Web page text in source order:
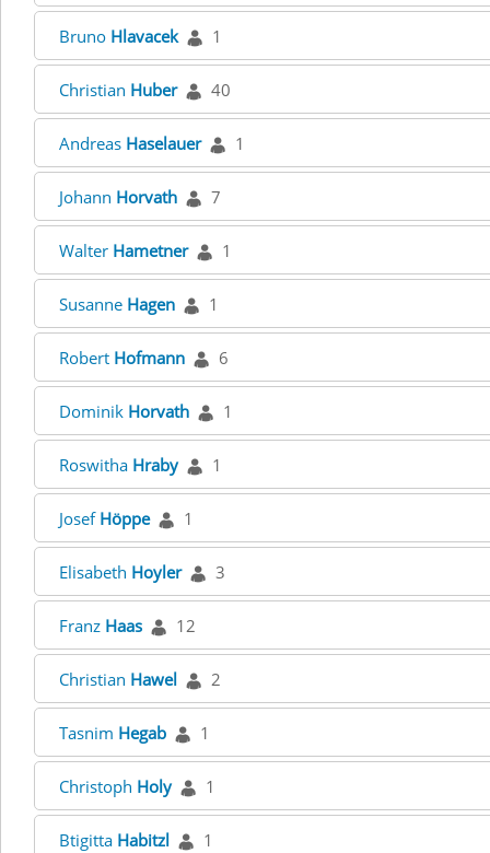
Bruno Hlavacek 1
Christian Huber 40
Andreas Haselauer 1
Johann Horvath 7
Walter Hametner 1
Susanne Hagen 1
Robert Hofmann 6
Dominik Horvath 1
Roswitha Hraby 1
Josef Höppe 1
Elisabeth Hoyler 3
Franz Haas 12
Christian Hawel 2
Tasnim Hegab 1
Christoph Holy 1
Btigitta Habitzl 1